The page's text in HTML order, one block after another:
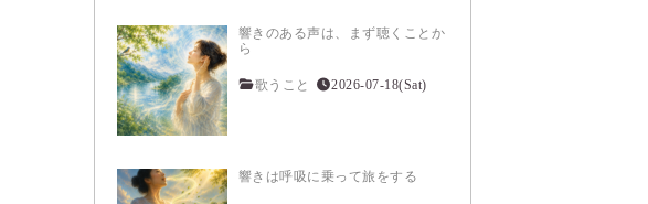
響きのある声は、まず聴くことか
ら
歌うこと 2026-07-18(Sat)
響きは呼吸に乗って旅をする